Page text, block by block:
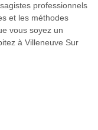
professionnels
et les méthodes
vous soyez un
à Villeneuve Sur